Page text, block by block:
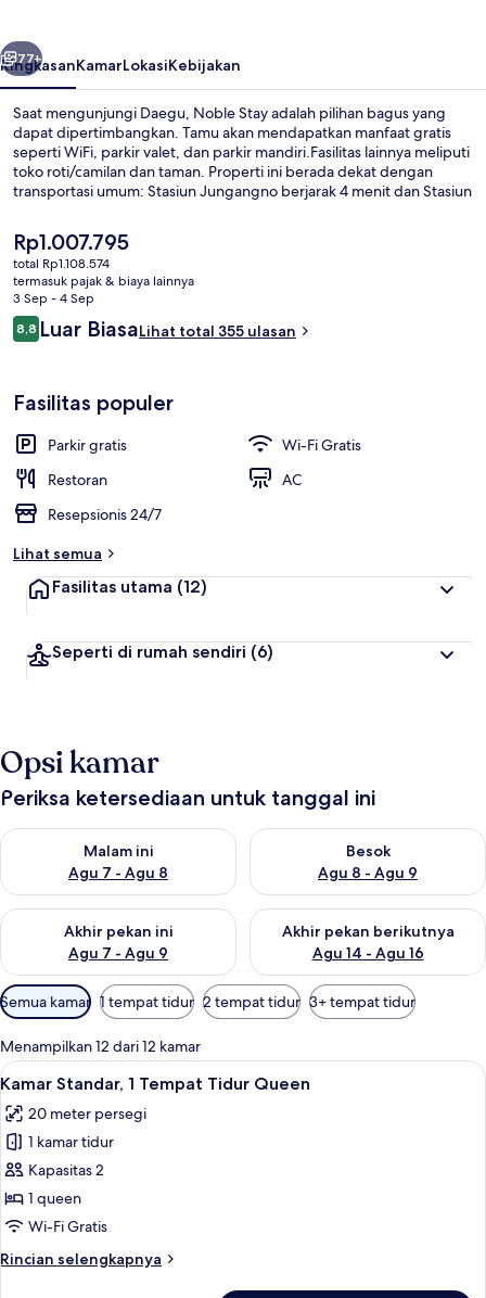
Berikutnya
77+
RingkasanKamarLokasiKebijakan
Saat mengunjungi Daegu, Noble Stay adalah pilihan bagus yang
dapat dipertimbangkan. Tamu akan mendapatkan manfaat gratis
seperti WiFi, parkir valet, dan parkir mandiri.Fasilitas lainnya meliputi
toko roti/camilan dan taman. Properti ini berada dekat dengan
transportasi umum: Stasiun Jungangno berjarak 4 menit dan Stasiun
Harga
saat
ini
Rp1.007.795
Rp1.007.795
total Rp1.108.574
termasuk pajak & biaya lainnya
3 Sep - 4 Sep
Ulasan
8,88,8 dari 10
Luar BiasaLihat total 355 ulasan
Fasilitas populer
Parkir gratis
Wi-Fi Gratis
Restoran
AC
Resepsionis 24/7
Lihat semua
Fasilitas utama (12)
Seperti di rumah sendiri (6)
Opsi kamar
Periksa ketersediaan untuk tanggal ini
Malam ini
Agu 7 - Agu 8
Periksa ketersediaan untuk malam ini Agu 7 - Agu 8
Besok
Agu 8 - Agu 9
Periksa ketersediaan untuk
Akhir pekan ini
Agu 7 - Agu 9
Periksa ketersediaan untuk akhir pekan ini Agu 7 - Agu 9
Akhir pekan berikutnya
Agu 14 - Agu 16
Periksa ketersediaan untuk
Filter
tersedia
untuk
kamar
Semua kamar 1 tempat tidur 2 tempat tidur 3+ tempat tidur
Menampilkan 12 dari 12 kamar
Lihat
semua
foto
untuk
Kamar
Standar,
1
Tidur
Kamar Standar, 1 Tempat Tidur
5
Kamar Standar, 1 Tempat Tidur Queen
20 meter persegi
1 kamar tidur
Kapasitas 2
1 queen
Wi-Fi Gratis
Rincian selengkapnya
Rincian